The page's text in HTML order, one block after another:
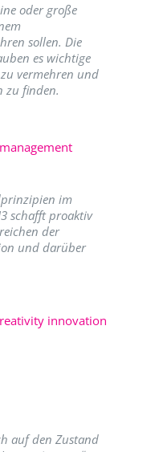
oder große
sollen. Die
es wichtige
vermehren und
zu finden.
im
schafft proaktiv
der
und darüber
innovation
auf den Zustand